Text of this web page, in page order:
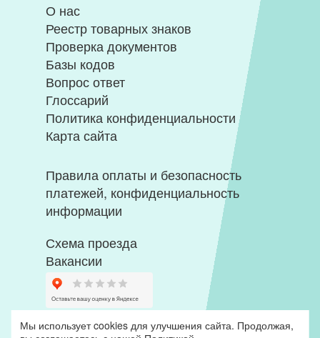
О нас
Реестр товарных знаков
Проверка документов
Базы кодов
Вопрос ответ
Глоссарий
Политика конфиденциальности
Карта сайта
Правила оплаты и безопасность
платежей, конфиденциальность
информации
Схема проезда
Вакансии
Мы использует cookies для улучшения сайта. Продолжая,